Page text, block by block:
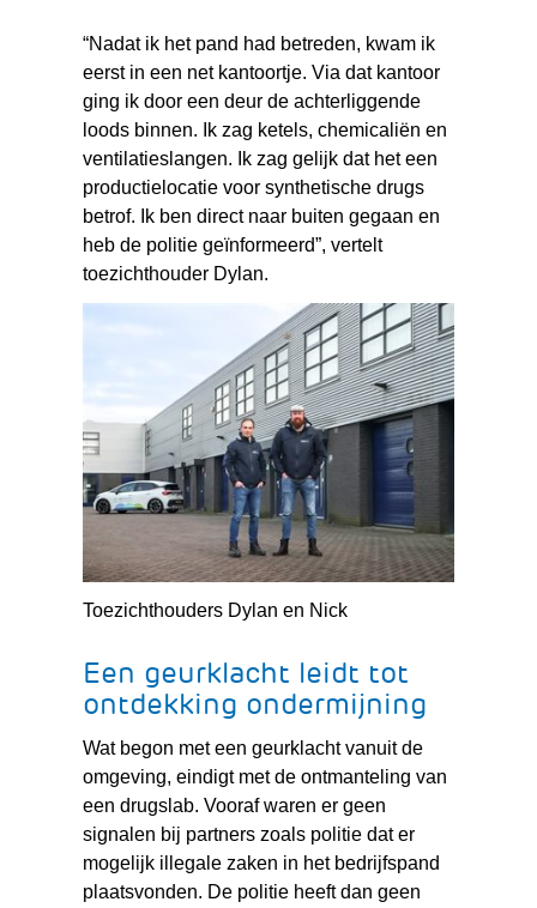
“Nadat ik het pand had betreden, kwam ik
eerst in een net kantoortje. Via dat kantoor
ging ik door een deur de achterliggende
loods binnen. Ik zag ketels, chemicaliën en
ventilatieslangen. Ik zag gelijk dat het een
productielocatie voor synthetische drugs
betrof. Ik ben direct naar buiten gegaan en
heb de politie geïnformeerd”, vertelt
toezichthouder Dylan.
Toezichthouders Dylan en Nick
Een geurklacht leidt tot
ontdekking ondermijning
Wat begon met een geurklacht vanuit de
omgeving, eindigt met de ontmanteling van
een drugslab. Vooraf waren er geen
signalen bij partners zoals politie dat er
mogelijk illegale zaken in het bedrijfspand
plaatsvonden. De politie heeft dan geen